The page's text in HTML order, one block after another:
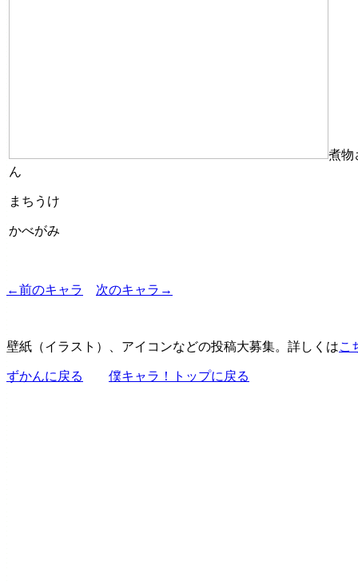
煮物
ん
まちうけ
かべがみ
←前のキャラ 次のキャラ→
壁紙（イラスト）、アイコンなどの投稿大募集。詳しくはこ
ずかんに戻る 僕キャラ！トップに戻る